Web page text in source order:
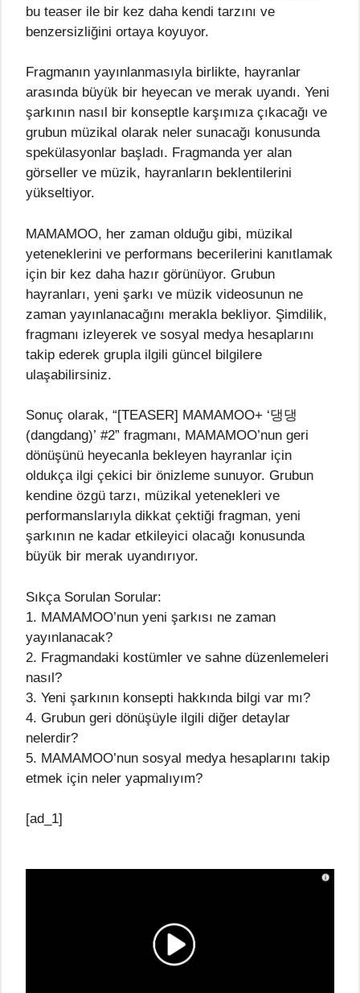
bu teaser ile bir kez daha kendi tarzını ve
benzersizliğini ortaya koyuyor.
Fragmanın yayınlanmasıyla birlikte, hayranlar
arasında büyük bir heyecan ve merak uyandı. Yeni
şarkının nasıl bir konseptle karşımıza çıkacağı ve
grubun müzikal olarak neler sunacağı konusunda
spekülasyonlar başladı. Fragmanda yer alan
görseller ve müzik, hayranların beklentilerini
yükseltiyor.
MAMAMOO, her zaman olduğu gibi, müzikal
yeteneklerini ve performans becerilerini kanıtlamak
için bir kez daha hazır görünüyor. Grubun
hayranları, yeni şarkı ve müzik videosunun ne
zaman yayınlanacağını merakla bekliyor. Şimdilik,
fragmanı izleyerek ve sosyal medya hesaplarını
takip ederek grupla ilgili güncel bilgilere
ulaşabilirsiniz.
Sonuç olarak, “[TEASER] MAMAMOO+ ‘댕댕
(dangdang)’ #2” fragmanı, MAMAMOO’nun geri
dönüşünü heyecanla bekleyen hayranlar için
oldukça ilgi çekici bir önizleme sunuyor. Grubun
kendine özgü tarzı, müzikal yetenekleri ve
performanslarıyla dikkat çektiği fragman, yeni
şarkının ne kadar etkileyici olacağı konusunda
büyük bir merak uyandırıyor.
Sıkça Sorulan Sorular:
1. MAMAMOO’nun yeni şarkısı ne zaman
yayınlanacak?
2. Fragmandaki kostümler ve sahne düzenlemeleri
nasıl?
3. Yeni şarkının konsepti hakkında bilgi var mı?
4. Grubun geri dönüşüyle ilgili diğer detaylar
nelerdir?
5. MAMAMOO’nun sosyal medya hesaplarını takip
etmek için neler yapmalıyım?
[ad_1]